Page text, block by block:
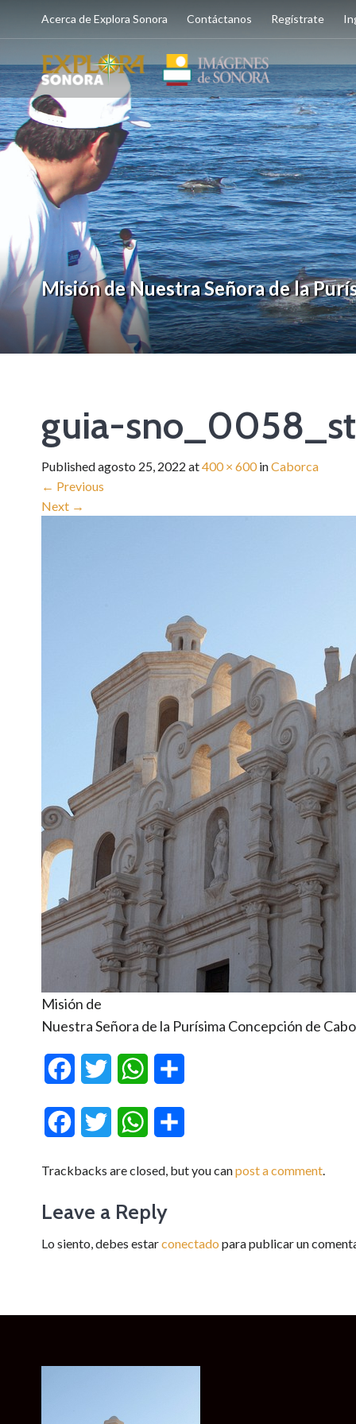
Acerca de Explora Sonora Contáctanos Regístrate
Misión de Nuestra Señora de la
guia-
Publishedagosto 25, 2022 at400 × 600inCaborca
← Previous
Next →
Misión de
Nuestra Señora de la Purísima Concepción de
FacebookTwitter WhatsApp
FacebookTwitter WhatsApp
Trackbacks are closed, but you canpost a comment
Leave a Reply
Lo siento, debes estarconectado para publicar un